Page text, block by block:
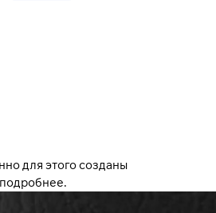
для этого созданы